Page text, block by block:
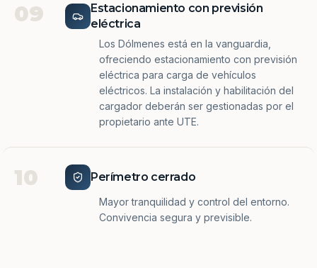
09
Estacionamiento con previsión
eléctrica
Los Dólmenes está en la vanguardia,
ofreciendo estacionamiento con previsión
eléctrica para carga de vehículos
eléctricos. La instalación y habilitación del
cargador deberán ser gestionadas por el
propietario ante UTE.
10 Perímetro cerrado
Mayor tranquilidad y control del entorno.
Convivencia segura y previsible.